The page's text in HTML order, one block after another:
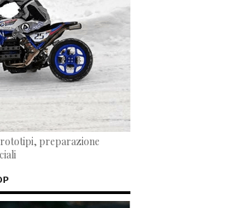
preparazione